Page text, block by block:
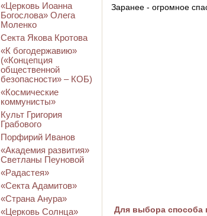
«Церковь Иоанна
Богослова» Олега
Моленко
Секта Якова Кротова
«К богодержавию»
(«Концепция
общественной
безопасности» – КОБ)
«Космические
коммунисты»
Культ Григория
Грабового
Порфирий Иванов
«Академия развития»
Светланы Пеуновой
«Радастея»
«Секта Адамитов»
«Страна Анура»
«Церковь Солнца»
Заранее - огромное
Для выбора способа